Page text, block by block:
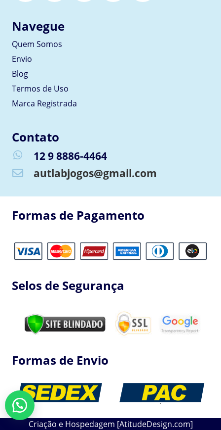
Navegue
Quem Somos
Envio
Blog
Termos de Uso
Marca Registrada
Contato
whatsapp
12 9 8886-4464
autlabjogos@gmail.com
Formas de Pagamento
Selos de Segurança
Formas de Envio
Criação e Hospedagem [AtitudeDesign.com]